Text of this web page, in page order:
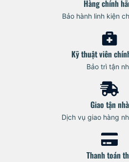
Hàng chính
Bảo hành linh kiện
Kỹ thuật viên
Bảo trì tận
Giao tận nhà
Dịch vụ giao hàng
Thanh toán